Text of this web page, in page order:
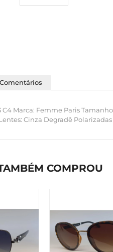
Comentários
C4 Marca: Femme Paris
Cinza Degradê Polarizadas
COMPROU